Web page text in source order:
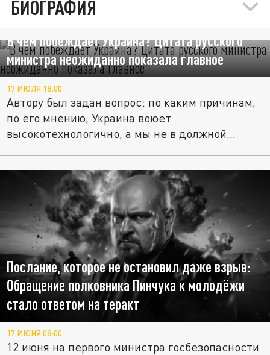
БИОГРАФИЯ
В чём побеждает Украина? Цитата русского
министра неожиданно показала главное
17 ИЮЛЯ 18:00
Автору был задан вопрос: по каким причинам,
по его мнению, Украина воюет
высокотехнологично, а мы не в должной...
Послание, которое не остановил даже взрыв:
Обращение полковника Пинчука к молодёжи
стало ответом на теракт
17 ИЮНЯ 08:00
12 июня на первого министра госбезопасности